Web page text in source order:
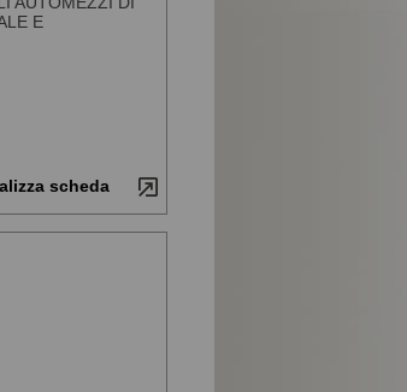
E
scheda